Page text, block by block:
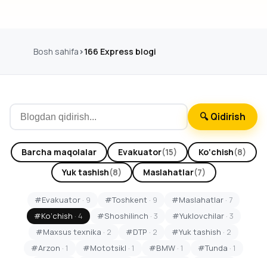
Bosh sahifa 166 Express blogi
🔍 Qidirish
Barcha maqolalar Evakuator(15) Ko‘chish(8)
Yuk tashish(8) Maslahatlar(7)
#Evakuator · 9 #Toshkent · 9 #Maslahatlar · 7
#Ko‘chish · 4 #Shoshilinch · 3 #Yuklovchilar · 3
#Maxsus texnika · 2 #DTP · 2 #Yuk tashish · 2
#Arzon · 1 #Mototsikl · 1 #BMW · 1 #Tunda · 1